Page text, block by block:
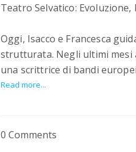
Teatro Selvatico:
Oggi, Isacco e Francesca
strutturata. Negli ultimi mesi
una scrittrice di bandi
duratura.
nostro raggio d’azione in
specifico su danzatori,
Read more...
0 Comments